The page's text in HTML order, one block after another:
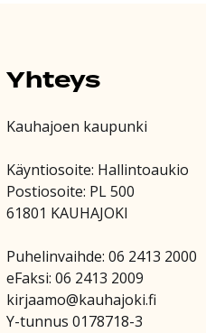
Yhteys
Kauhajoen kaupunki
Käyntiosoite: Hallintoaukio
Postiosoite: PL 500
61801 KAUHAJOKI
Puhelinvaihde: 06 2413 2000
eFaksi: 06 2413 2009
kirjaamo@kauhajoki.fi
Y-tunnus 0178718-3